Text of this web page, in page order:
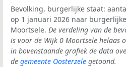
Bevolking, burgerlijke staat:
op 1 januari 2026 naar
Moortsele. De verdeling van de
is voor de Wijk 0 Moortsele helaas
in bovenstaande grafiek de data
de gemeente Oosterzele getoond.